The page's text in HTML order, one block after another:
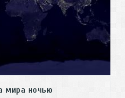
мира ночью